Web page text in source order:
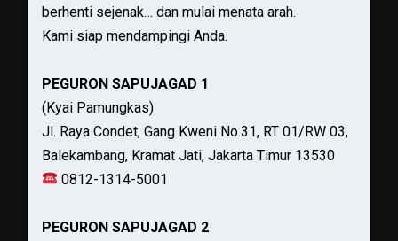
berhenti sejenak… dan mulai menata arah.
Kami siap mendampingi Anda.
PEGURON SAPUJAGAD 1
(Kyai Pamungkas)
Jl. Raya Condet, Gang Kweni No.31, RT 01/RW 03,
Balekambang, Kramat Jati, Jakarta Timur 13530
0812-1314-5001
PEGURON SAPUJAGAD 2